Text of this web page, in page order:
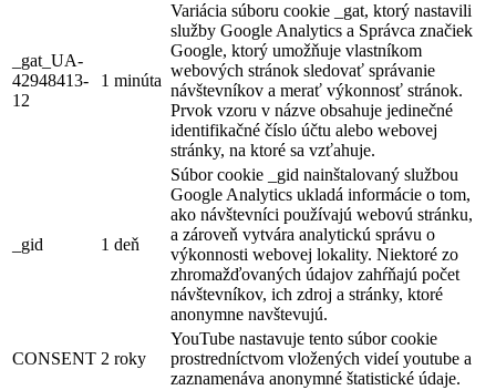
_gat_UA-
42948413-
12
1 minúta
Variácia súboru cookie _gat, ktorý nastavili
služby Google Analytics a Správca značiek
Google, ktorý umožňuje vlastníkom
webových stránok sledovať správanie
návštevníkov a merať výkonnosť stránok.
Prvok vzoru v názve obsahuje jedinečné
identifikačné číslo účtu alebo webovej
stránky, na ktoré sa vzťahuje.
_gid 1 deň
Súbor cookie _gid nainštalovaný službou
Google Analytics ukladá informácie o tom,
ako návštevníci používajú webovú stránku,
a zároveň vytvára analytickú správu o
výkonnosti webovej lokality. Niektoré zo
zhromažďovaných údajov zahŕňajú počet
návštevníkov, ich zdroj a stránky, ktoré
anonymne navštevujú.
CONSENT 2 roky
YouTube nastavuje tento súbor cookie
prostredníctvom vložených videí youtube a
zaznamenáva anonymné štatistické údaje.